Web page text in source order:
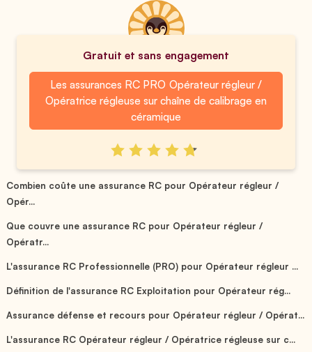
Gratuit et sans engagement
Les assurances RC PRO Opérateur régleur /
Opératrice régleuse sur chaîne de calibrage en
céramique
Combien coûte une assurance RC pour Opérateur régleur /
Opér...
Que couvre une assurance RC pour Opérateur régleur /
Opératr...
L'assurance RC Professionnelle (PRO) pour Opérateur régleur ...
Définition de l'assurance RC Exploitation pour Opérateur rég...
Assurance défense et recours pour Opérateur régleur / Opérat...
L'assurance RC Opérateur régleur / Opératrice régleuse sur c...